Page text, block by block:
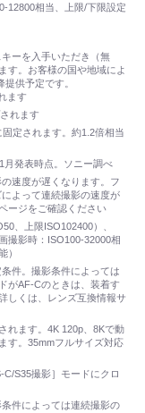
12800相当、上限/下限設定
ーを入手いただき（無
す。お客様の国や地域によ
供予定です。
ます
れます
定されます。約1.2倍相当
月発表時点。ソニー調べ
速度が遅くなります。フ
よって連続撮影の速度が
ージをご確認ください
、上限ISO102400）、
撮影時：ISO100-32000相
）
件。撮影条件によっては
がAF-Cのときは、装着す
しくは、レンズ互換情報サ
れます。4K 120p、8Kで動
す。35mmフルサイズ対応
S35撮影］モードにクロ
件によっては連続撮影の